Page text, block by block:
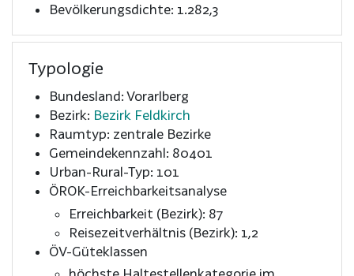
Bevölkerungsdichte: 1.282,3
Typologie
Bundesland: Vorarlberg
Bezirk: Bezirk Feldkirch
Raumtyp: zentrale Bezirke
Gemeindekennzahl: 80401
Urban-Rural-Typ: 101
ÖROK-Erreichbarkeitsanalyse
Erreichbarkeit (Bezirk): 87
Reisezeitverhältnis (Bezirk): 1,2
ÖV-Güteklassen